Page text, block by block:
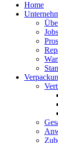
Home
Jobs